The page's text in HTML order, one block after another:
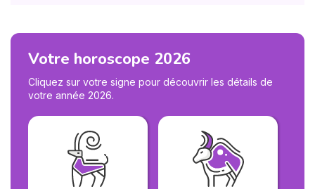
Votre horoscope 2026
Cliquez sur votre signe pour découvrir les détails de
votre année 2026.